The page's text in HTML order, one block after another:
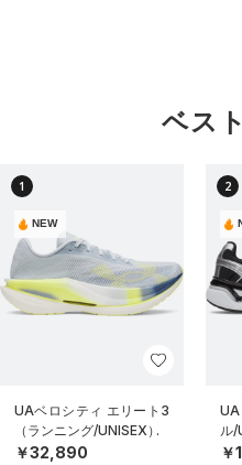
ベス
1
NEW
UAベロシティ エリート3
（ランニング/UNISEX）
￥32,890
2
ル/